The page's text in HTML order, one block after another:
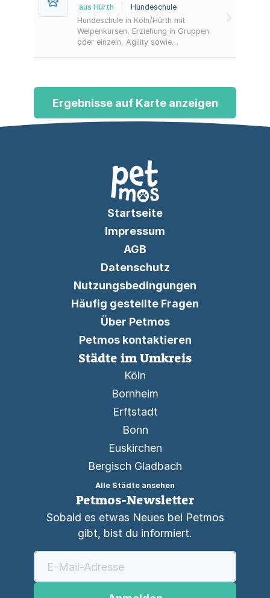
aus Hürth
Hundeschule
Hundeschule in Köln/Hürth mit
Welpenkursen, Erziehung in Gruppen
oder einzeln, Agility sowie
und Frechen.
Ergebnisse auf Karte anzeigen
Startseite
Impressum
AGB
Datenschutz
Nutzungsbedingungen
Häufig gestellte Fragen
Über Petmos
Petmos kontaktieren
Städte im Umkreis
Köln
Bornheim
Erftstadt
Bonn
Euskirchen
Bergisch Gladbach
Alle Städte ansehen
Petmos-Newsletter
Sobald es etwas Neues bei Petmos
gibt, bist du informiert.